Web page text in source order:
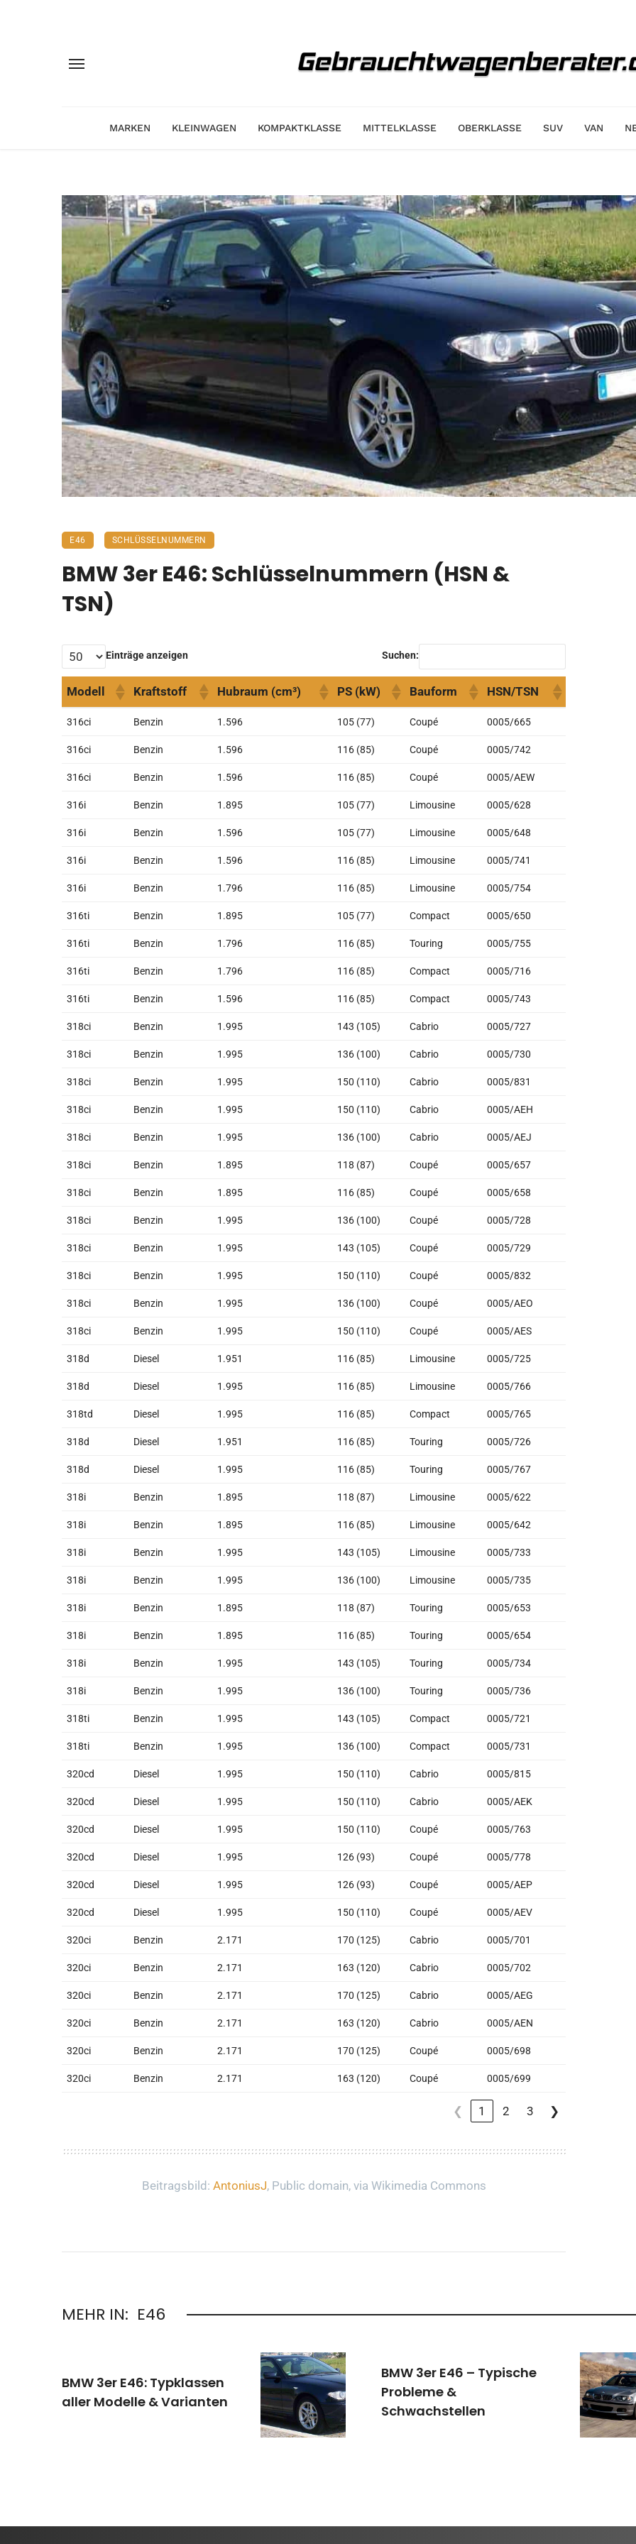
MARKEN KLEINWAGEN KOMPAKTKLASSE MITTELKLASSE OBERKLASSE SUV VAN
E46 SCHLÜSSELNUMMERN
BMW 3er E46: Schlüsselnummern (HSN &
TSN)
Einträge anzeigen Suchen:
Modell Kraftstoff Hubraum (cm³) PS (kW) Bauform
HSN/TSN
Modell
Kraftstoff Hubraum (cm³) PS (kW) Bauform HSN/TSN
316ci Benzin 1.596 105 (77) Coupé 0005/665
316ci Benzin 1.596 116 (85) Coupé 0005/742
316ci Benzin 1.596 116 (85) Coupé 0005/AEW
316i Benzin 1.895 105 (77) Limousine 0005/628
316i Benzin 1.596 105 (77) Limousine 0005/648
316i Benzin 1.596 116 (85) Limousine 0005/741
316i Benzin 1.796 116 (85) Limousine 0005/754
316ti Benzin 1.895 105 (77) Compact 0005/650
316ti Benzin 1.796 116 (85) Touring 0005/755
316ti Benzin 1.796 116 (85) Compact 0005/716
316ti Benzin 1.596 116 (85) Compact 0005/743
318ci Benzin 1.995 143 (105) Cabrio 0005/727
318ci Benzin 1.995 136 (100) Cabrio 0005/730
318ci Benzin 1.995 150 (110) Cabrio 0005/831
318ci Benzin 1.995 150 (110) Cabrio 0005/AEH
318ci Benzin 1.995 136 (100) Cabrio 0005/AEJ
318ci Benzin 1.895 118 (87) Coupé 0005/657
318ci Benzin 1.895 116 (85) Coupé 0005/658
318ci Benzin 1.995 136 (100) Coupé 0005/728
318ci Benzin 1.995 143 (105) Coupé 0005/729
318ci Benzin 1.995 150 (110) Coupé 0005/832
318ci Benzin 1.995 136 (100) Coupé 0005/AEO
318ci Benzin 1.995 150 (110) Coupé 0005/AES
318d Diesel 1.951 116 (85) Limousine 0005/725
318d Diesel 1.995 116 (85) Limousine 0005/766
318td Diesel 1.995 116 (85) Compact 0005/765
318d Diesel 1.951 116 (85) Touring 0005/726
318d Diesel 1.995 116 (85) Touring 0005/767
318i Benzin 1.895 118 (87) Limousine 0005/622
318i Benzin 1.895 116 (85) Limousine 0005/642
318i Benzin 1.995 143 (105) Limousine 0005/733
318i Benzin 1.995 136 (100) Limousine 0005/735
318i Benzin 1.895 118 (87) Touring 0005/653
318i Benzin 1.895 116 (85) Touring 0005/654
318i Benzin 1.995 143 (105) Touring 0005/734
318i Benzin 1.995 136 (100) Touring 0005/736
318ti Benzin 1.995 143 (105) Compact 0005/721
318ti Benzin 1.995 136 (100) Compact 0005/731
320cd Diesel 1.995 150 (110) Cabrio 0005/815
320cd Diesel 1.995 150 (110) Cabrio 0005/AEK
320cd Diesel 1.995 150 (110) Coupé 0005/763
320cd Diesel 1.995 126 (93) Coupé 0005/778
320cd Diesel 1.995 126 (93) Coupé 0005/AEP
320cd Diesel 1.995 150 (110) Coupé 0005/AEV
320ci Benzin 2.171 170 (125) Cabrio 0005/701
320ci Benzin 2.171 163 (120) Cabrio 0005/702
320ci Benzin 2.171 170 (125) Cabrio 0005/AEG
320ci Benzin 2.171 163 (120) Cabrio 0005/AEN
320ci Benzin 2.171 170 (125) Coupé 0005/698
320ci Benzin 2.171 163 (120) Coupé 0005/699
❮ 1 2 3 ❯
Beitragsbild: AntoniusJ, Public domain, via Wikimedia Commons
MEHR IN: E46
BMW 3er E46: Typklassen
aller Modelle & Varianten
BMW 3er E46 – Typische
Probleme &
Schwachstellen